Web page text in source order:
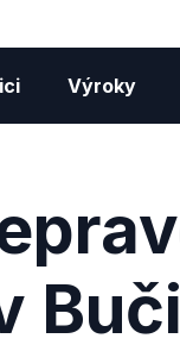
Výroky
Buči